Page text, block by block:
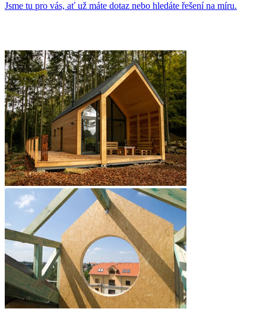
Jsme tu pro vás, ať už máte dotaz nebo hledáte řešení na míru.